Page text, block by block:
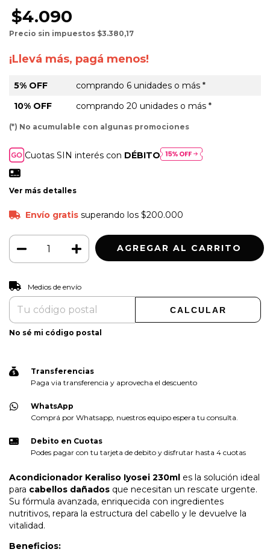
$4.090
Precio sin impuestos $3.380,17
¡Llevá más, pagá menos!
5% OFF
comprando 6 unidades o más *
10% OFF
comprando 20 unidades o más *
(*) No acumulable con algunas promociones
Cuotas SIN interés con DÉBITO
Ver más detalles
Envío gratis superando los $200.000
Entregas para el CP:
Medios de envío
CALCULAR
No sé mi código postal
Transferencias
Paga via transferencia y aprovecha el descuento
WhatsApp
Comprá por Whatsapp, nuestros equipo espera tu consulta.
Debito en Cuotas
Podes pagar con tu tarjeta de debito y disfrutar hasta 4 cuotas
Acondicionador Keraliso Iyosei 230ml es la solución ideal
para cabellos dañados que necesitan un rescate urgente.
Su fórmula avanzada, enriquecida con ingredientes
nutritivos, repara la estructura del cabello y le devuelve la
vitalidad.
Beneficios: